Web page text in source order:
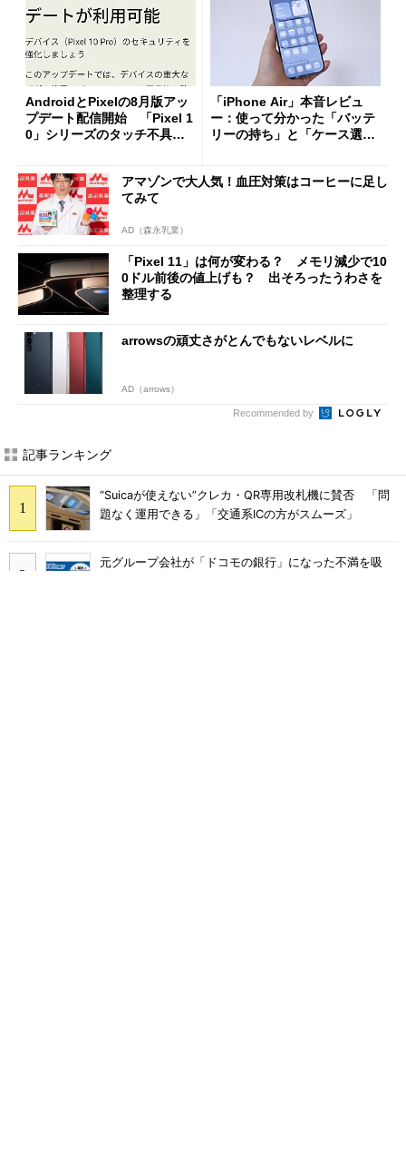
AndroidとPixelの8月版アッ
プデート配信開始 「Pixel 1
0」シリーズのタッチ不具合
「iPhone Air」本音レビュ
ー：使って分かった「バッテ
リーの持ち」と「ケース選
アマゾンで大人気！血圧対策はコーヒーに足し
てみて
AD（森永乳業）
「Pixel 11」は何が変わる？ メモリ減少で10
0ドル前後の値上げも？ 出そろったうわさを
整理する
arrowsの頑丈さがとんでもないレベルに
AD（arrows）
Recommended by
記事ランキング
“Suicaが使えない”クレカ・QR専用改札機に賛否 「問
題なく運用できる」「交通系ICの方がスムーズ」
元グループ会社が「ドコモの銀行」になった不満を吸